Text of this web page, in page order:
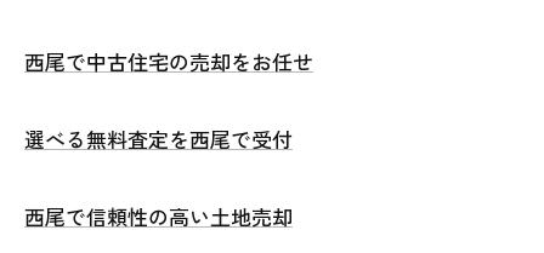
西尾で中古住宅の売却をお任せ
選べる無料査定を西尾で受付
西尾で信頼性の高い土地売却